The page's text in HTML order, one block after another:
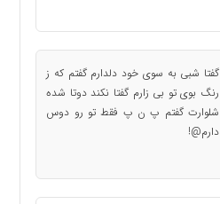
گفتا شبی به سوی خود دلدارم گفتم که ز
رنگ بوی تو بی زارم گفتا نکند دوتا شده
شلوارت گفتم پ ن پ فقط تو رو دوس
دارم@!